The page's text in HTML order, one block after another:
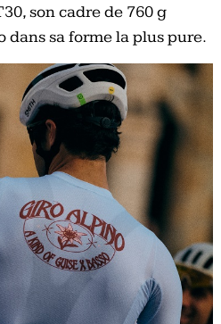
son cadre de 760 g
dans sa forme la plus pure.